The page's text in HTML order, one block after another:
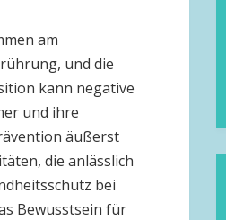
am
und die
kann negative
und ihre
äußerst
die anlässlich
bei
Bewusstsein für